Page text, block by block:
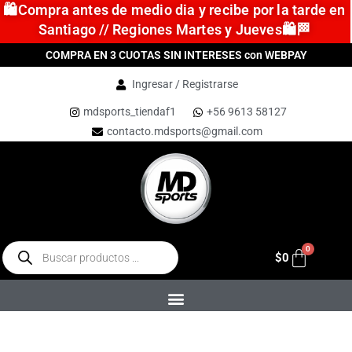
🛍️Compra antes de medio dia y recibe por la tarde en
Santiago // Regiones Martes y Jueves🛍️🏁
COMPRA EN 3 CUOTAS SIN INTERESES con WEBPAY
Ingresar / Registrarse
mdsports_tiendaf1
+56 9613 58127
contacto.mdsports@gmail.com
$0